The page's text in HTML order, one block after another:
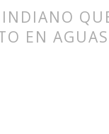
INDIANO
EN